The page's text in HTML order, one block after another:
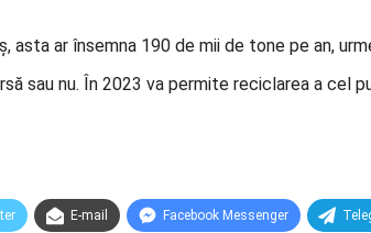
ar însemna 190 de mii de tone pe an,
sau nu. În 2023 va permite reciclarea a cel
E-mail Facebook Messenger